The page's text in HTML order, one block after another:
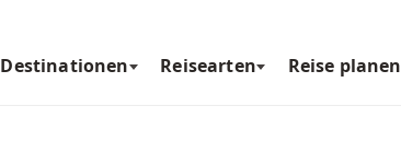
Destinationen Reisearten Reise planen